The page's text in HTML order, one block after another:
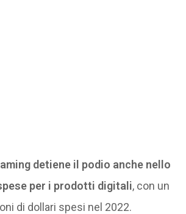
detiene il podio anche nello
per i prodotti digitali, con un
di dollari spesi nel 2022.